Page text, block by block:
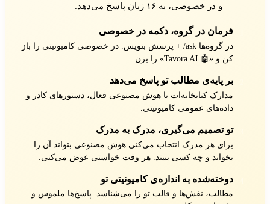
و در خصوصی، به ۱۶ زبان پاسخ می‌دهد.
فرمان در گروه، دکمه در خصوصی
در گروه‌ها ‎/ask + پرسش بنویس. در خصوصی کامیونیتی را باز
کن و «🤖 Tavora AI» را بزن.
بر پایه‌ی مطالب تو پاسخ می‌دهد
مدارک کتابخانه‌ات با هوش مصنوعی فعال، دستورهای کادر و
داده‌های عمومی کامیونیتی.
تو تصمیم می‌گیری، مدرک به مدرک
برای هر مدرک انتخاب می‌کنی هوش مصنوعی بتواند آن را
بخواند و چه کسی ببیند. هر وقت خواستی عوض می‌کنی.
دوخته‌شده به اندازه‌ی کامیونیتی تو
مطالب، نقش‌ها و قالب تو را می‌شناسد. پاسخ‌ها ملموس و